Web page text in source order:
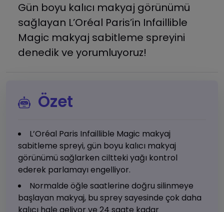
Gün boyu kalıcı makyaj görünümü
sağlayan L’Oréal Paris’in Infaillible
Magic makyaj sabitleme spreyini
denedik ve yorumluyoruz!
Özet
L’Oréal Paris Infaillible Magic makyaj
sabitleme spreyi, gün boyu kalıcı makyaj
görünümü sağlarken ciltteki yağı kontrol
ederek parlamayı engelliyor.
Normalde öğle saatlerine doğru silinmeye
başlayan makyaj, bu sprey sayesinde çok daha